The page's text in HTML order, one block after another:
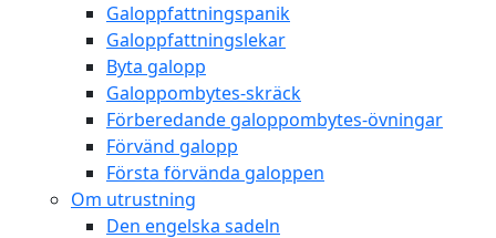
Galoppfattningspanik
Galoppfattningslekar
Byta galopp
Galoppombytes-skräck
Förberedande galoppombytes-övningar
Förvänd galopp
Första förvända galoppen
Om utrustning
Den engelska sadeln